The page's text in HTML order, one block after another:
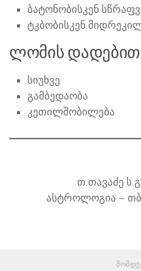
ბატონობისკენ
ტკბობისკენ
ლომის
სიუხვე
გამბედაობა
კეთილშობილება
თ.თავაძე
ასტროლოგია –